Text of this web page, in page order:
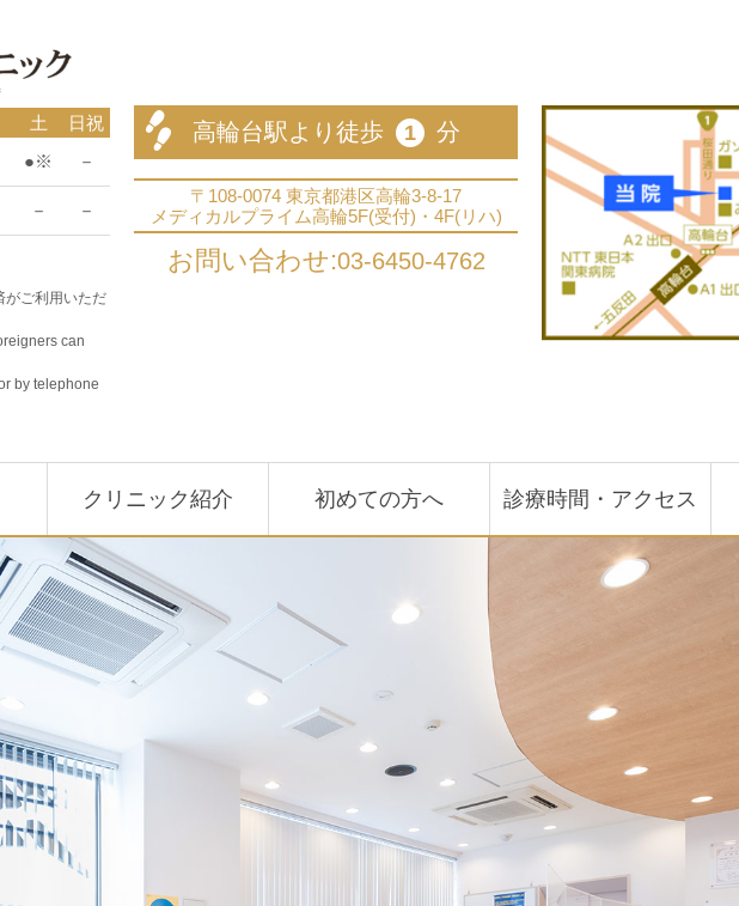
がご利用いただ
can
by telephone
土
日祝
●※
－
－ －
高輪台駅より徒歩 1 分
〒108-0074 東京都港区高輪3-8-17
メディカルプライム高輪5F(受付)・4F(リハ)
03-6450-4762
クリニック紹介 初めての方へ 診療時間・アクセス